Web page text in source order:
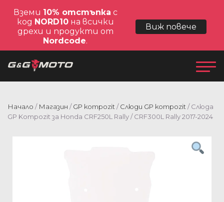
Начало / Магазин /GP kompozit /Слюди GP kompozit / Слюда
GP Kompozit за Honda CRF250L Rally / CRF300L Rally 2017-2024
Вземи 10% отстъпка с
код NORD10на всички
дрехи и продукти от
Nordcode.
Виж повече